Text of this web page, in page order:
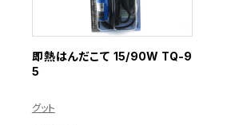
即熱はんだこて 15/90W TQ-9
5
グット